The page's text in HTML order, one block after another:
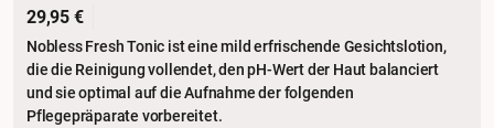
29,95 €
Nobless Fresh Tonic ist eine mild erfrischende Gesichtslotion,
die die Reinigung vollendet, den pH-Wert der Haut balanciert
und sie optimal auf die Aufnahme der folgenden
Pflegepräparate vorbereitet.